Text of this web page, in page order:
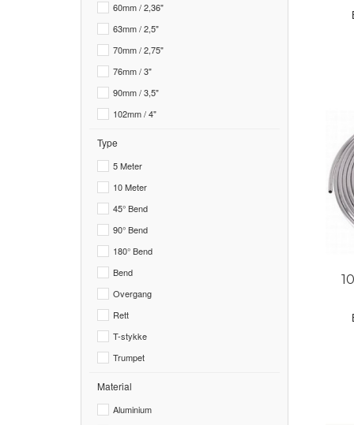
60mm / 2,36"
63mm / 2,5"
70mm / 2,75"
76mm / 3"
90mm / 3,5"
102mm / 4"
Type
5 Meter
10 Meter
45° Bend
90° Bend
180° Bend
Bend
Overgang
Rett
T-stykke
Trumpet
Material
Aluminium